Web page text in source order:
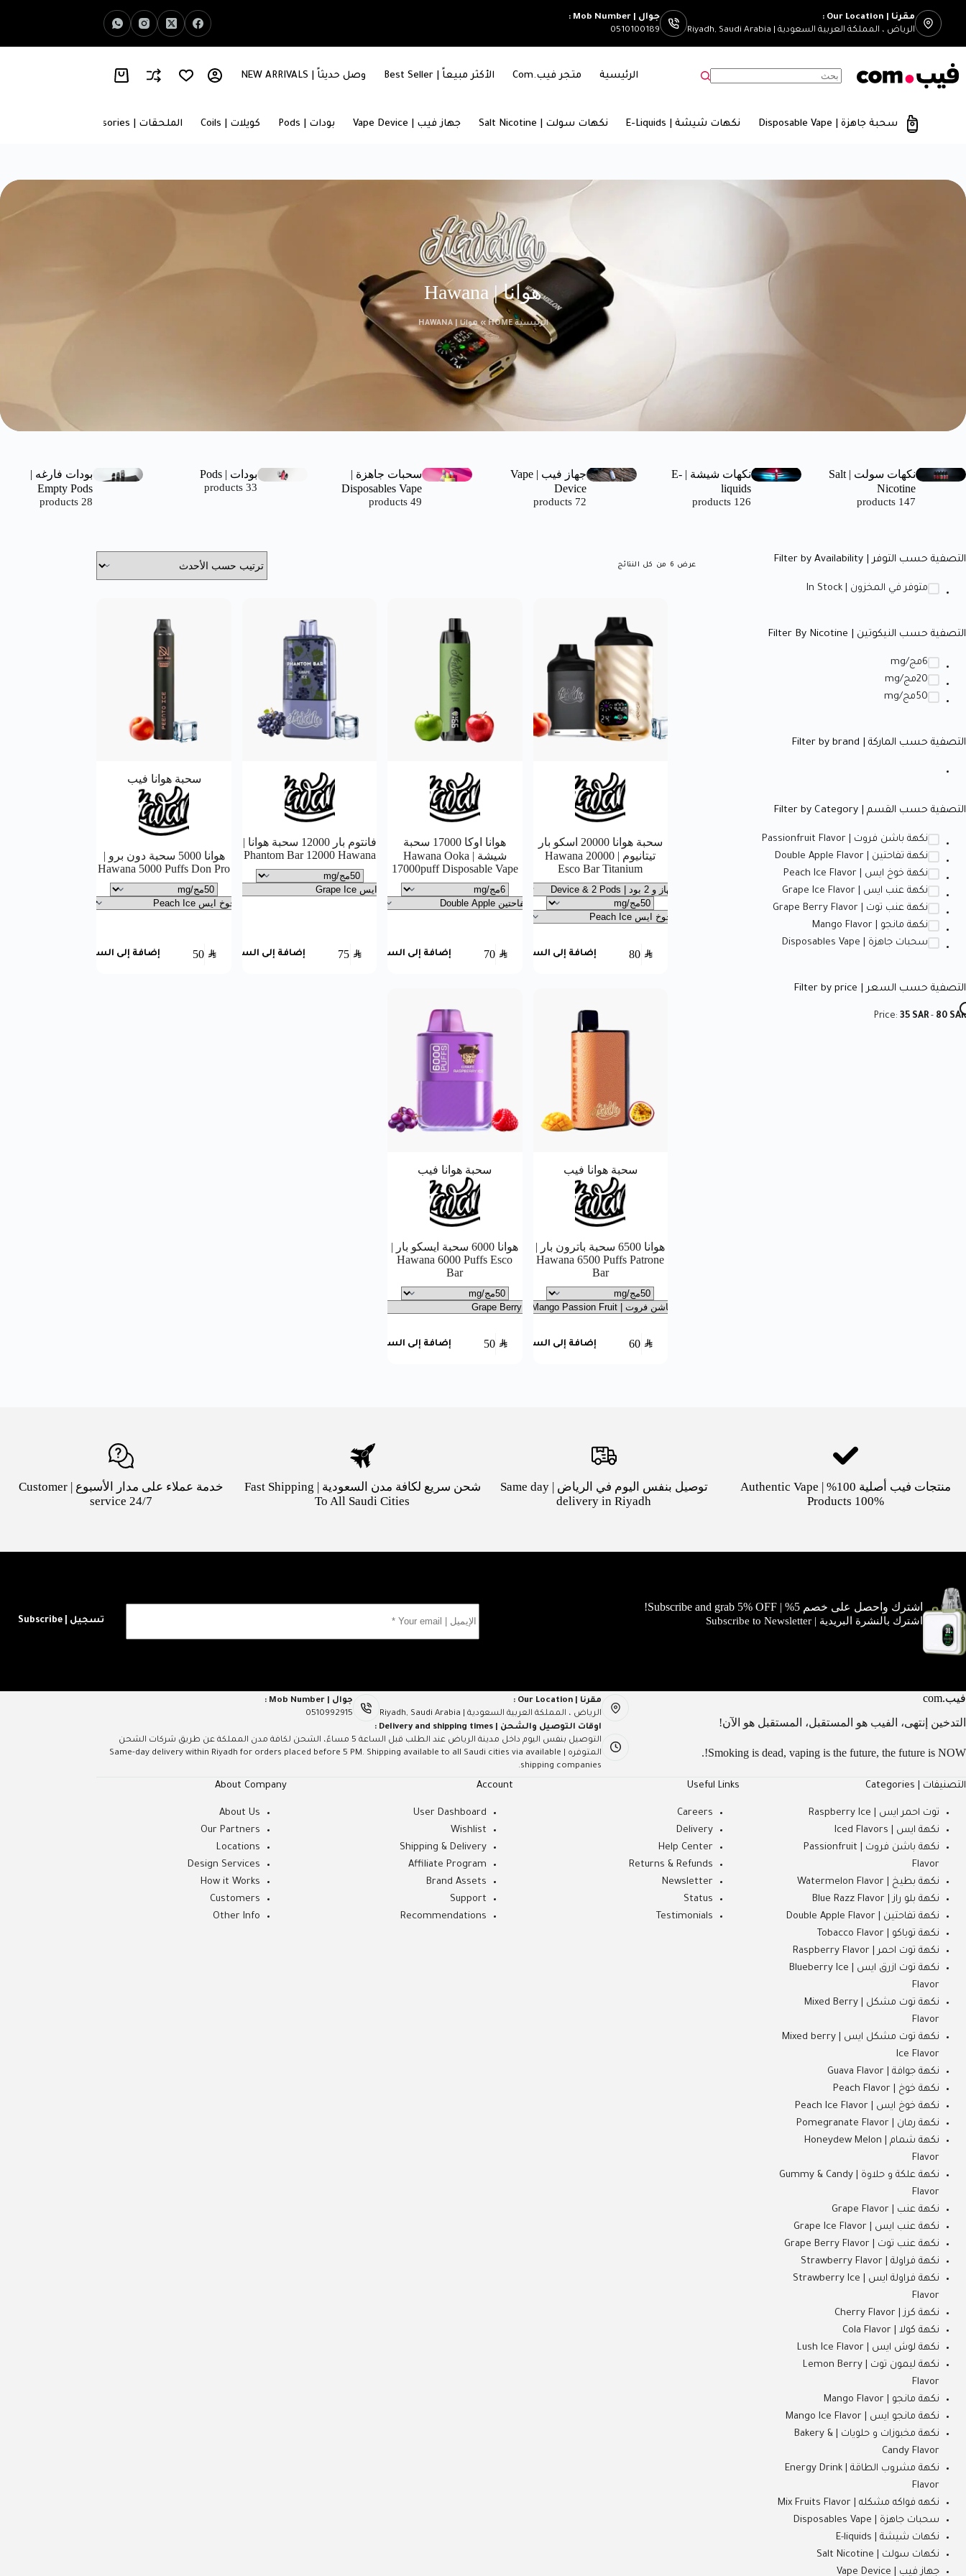
مقرنا | Our Location :
الرياض ، المملكة العربية السعودية | Riyadh, Saudi Arabia
جوال | Mob Number :
0510100189
الرئيسية متجر فيب.com الأكثر مبيعاً | Best Seller وصل حديثاً | NEW ARRIVALS اخبار الفيب | Vape News
سحبة جاهزة | Disposable Vape نكهات شيشة | E-Liquids نكهات سولت | Salt Nicotine جهاز فيب | Vape Device بودات | Pods كويلات | Coils الملحقات | Accessories
هوانا | Hawana
الرئيسية HOME »هوانا | HAWANA
نكهات سولت | Salt
Nicotine
147 products
نكهات شيشة | E-
liquids
126 products
جهاز فيب | Vape
Device
72 products
سحبات جاهزة |
Disposables Vape
49 products
بودات | Pods
33 products
بودات فارغه |
Empty Pods
28 products
عرض ⁦6⁩ من كل النتائج
سحبة هوانا 20000 اسكو بار
تيتانيوم | Hawana 20000
Esco Bar Titanium
80 SAR إضافة إلى السلة
هوانا اوكا 17000 سحبة
شيشة | Hawana Ooka
17000puff Disposable Vape
70 SAR إضافة إلى السلة
فانتوم بار 12000 سحبة هوانا |
Phantom Bar 12000 Hawana
75 SAR إضافة إلى السلة
سحبة هوانا فيب
هوانا 5000 سحبة دون برو |
Hawana 5000 Puffs Don Pro
50 SAR إضافة إلى السلة
سحبة هوانا فيب
هوانا 6500 سحبة باترون بار |
Hawana 6500 Puffs Patrone
Bar
60 SAR إضافة إلى السلة
سحبة هوانا فيب
هوانا 6000 سحبة ايسكو بار |
Hawana 6000 Puffs Esco
Bar
50 SAR إضافة إلى السلة
التصفية حسب التوفر | Filter by Availability
متوفر في المخزون | In Stock
التصفية حسب النيكوتين | Filter By Nicotine
6مج/mg
20مج/mg
50مج/mg
التصفية حسب الماركة | Filter by brand
التصفية حسب القسم | Filter by Category
نكهة باشن فروت | Passionfruit Flavor
نكهة تفاحتين | Double Apple Flavor
نكهة خوخ ايس | Peach Ice Flavor
نكهة عنب ايس | Grape Ice Flavor
نكهة عنب توت | Grape Berry Flavor
نكهة مانجو | Mango Flavor
سحبات جاهزة | Disposables Vape
التصفية حسب السعر | Filter by price
Price: 35 SAR- 80 SAR
منتجات فيب أصلية 100% | Authentic Vape
Products 100%
توصيل بنفس اليوم في الرياض | Same day
delivery in Riyadh
شحن سريع لكافة مدن السعودية | Fast Shipping
To All Saudi Cities
خدمة عملاء على مدار الأسبوع | Customer
service 24/7
اشترك واحصل على خصم 5% | Subscribe and grab 5% OFF!
اشترك بالنشرة البريدية | Subscribe to Newsletter تسجيل | Subscribe
فيب.com
التدخين إنتهى، الفيب هو المستقبل، المستقبل هو الآن!
Smoking is dead, vaping is the future, the future is NOW!.
مقرنا | Our Location :
الرياض ، المملكة العربية السعودية | Riyadh, Saudi Arabia
جوال | Mob Number :
0510992915
اوقات التوصيل والشحن | Delivery and shipping times :
التوصيل بنفس اليوم داخل مدينة الرياض عند الطلب قبل الساعة 5 مساءً، الشحن لكافة مدن المملكة عن طريق شركات الشحن
المتوفره | Same-day delivery within Riyadh for orders placed before 5 PM. Shipping available to all Saudi cities via available
shipping companies.
التصنيفات | Categories
توت احمر ايس | Raspberry Ice
نكهة ايس | Iced Flavors
نكهة باشن فروت | Passionfruit
Flavor
نكهة بطيخ | Watermelon Flavor
نكهة بلو راز | Blue Razz Flavor
نكهة تفاحتين | Double Apple Flavor
نكهة توباكو | Tobacco Flavor
نكهة توت احمر | Raspberry Flavor
نكهة توت ازرق ايس | Blueberry Ice
Flavor
نكهة توت مشكل | Mixed Berry
Flavor
نكهة توت مشكل ايس | Mixed berry
Ice Flavor
نكهة جوافة | Guava Flavor
نكهة خوخ | Peach Flavor
نكهة خوخ ايس | Peach Ice Flavor
نكهة رمان | Pomegranate Flavor
نكهة شمام | Honeydew Melon
Flavor
نكهة علكة و حلاوة | Gummy & Candy
Flavor
نكهة عنب | Grape Flavor
نكهة عنب ايس | Grape Ice Flavor
نكهة عنب توت | Grape Berry Flavor
نكهة فراولة | Strawberry Flavor
نكهة فراولة ايس | Strawberry Ice
Flavor
نكهة كرز | Cherry Flavor
نكهة كولا | Cola Flavor
نكهة لوش ايس | Lush Ice Flavor
نكهة ليمون توت | Lemon Berry
Flavor
نكهة مانجو | Mango Flavor
نكهة مانجو ايس | Mango Ice Flavor
نكهة مخبوزات و حلويات | Bakery &
Candy Flavor
نكهة مشروب الطاقة | Energy Drink
Flavor
نكهه فواكه مشكله | Mix Fruits Flavor
سحبات جاهزة | Disposables Vape
نكهات شيشة | E-liquids
نكهات سولت | Salt Nicotine
جهاز فيب | Vape Device
Useful Links
Careers
Delivery
Help Center
Returns & Refunds
Newsletter
Status
Testimonials
Account
User Dashboard
Wishlist
Shipping & Delivery
Affiliate Program
Brand Assets
Support
Recommendations
About Company
About Us
Our Partners
Locations
Design Services
How it Works
Customers
Other Info